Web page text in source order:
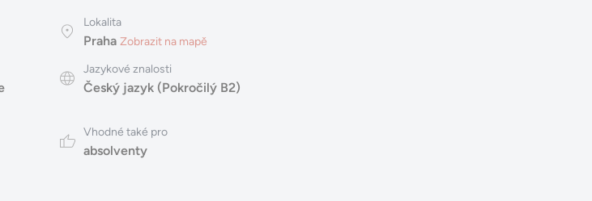
Lokalita
Praha Zobrazit na mapě
Jazykové znalosti
Český jazyk (Pokročilý B2)
Vhodné také pro
absolventy